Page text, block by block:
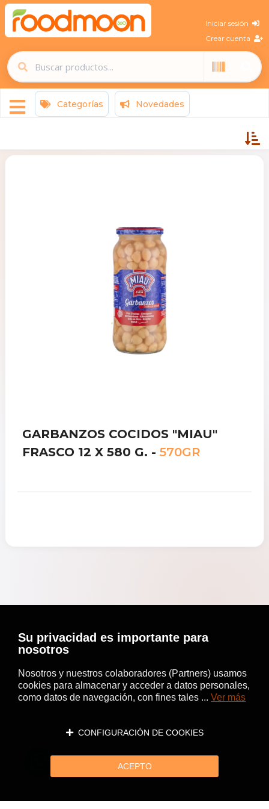
Iniciar sesión
Crear cuenta
Categorías Novedades
GARBANZOS COCIDOS "MIAU"
FRASCO 12 X 580 G. - 570GR
Su privacidad es importante para
nosotros
Nosotros y nuestros colaboradores (Partners) usamos
cookies para almacenar y acceder a datos personales,
como datos de navegación, con fines tales ... Ver más
CONFIGURACIÓN DE COOKIES
ACEPTO